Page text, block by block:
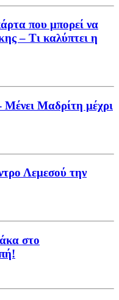
που μπορεί να
– Τι καλύπτει η
Μένει Μαδρίτη μέχρι
Λεμεσού την
στο